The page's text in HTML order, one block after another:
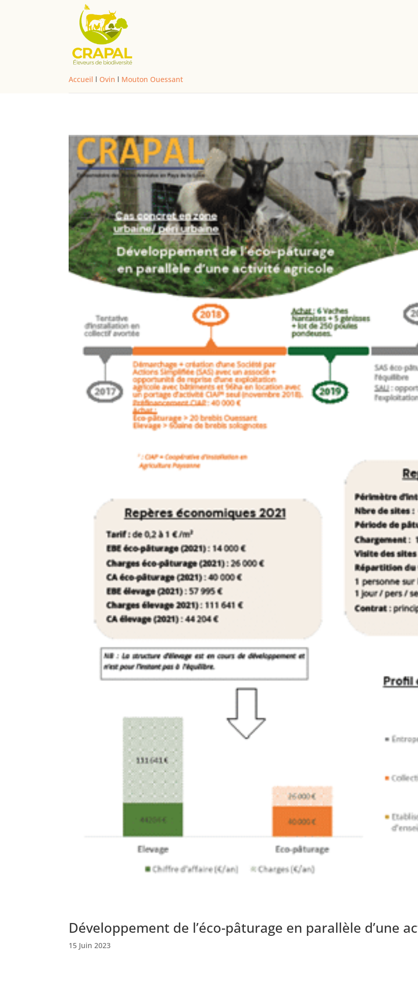
Accueil l Ovin l Mouton Ouessant
Développement de l’éco-pâturage en parallèle d’une
15 Juin 2023